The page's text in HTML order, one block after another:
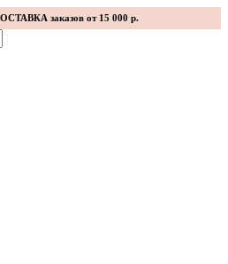
заказов от 15 000 р.